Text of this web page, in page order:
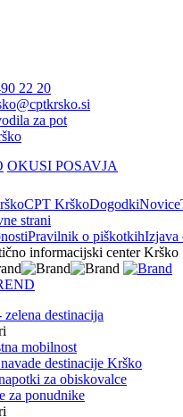
22 20
za pot
OKUSI POSAVJA
CPT KrškoDogodkiNovice
strani
Pravilnik o piškotkihIzjava
informacijski center Krško
destinacija
mobilnost
destinacije Krško
za obiskovalce
za ponudnike